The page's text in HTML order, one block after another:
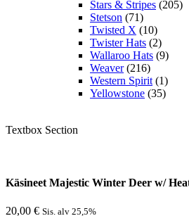
Stars & Stripes (205)
Stetson (71)
Twisted X (10)
Twister Hats (2)
Wallaroo Hats (9)
Weaver (216)
Western Spirit (1)
Yellowstone (35)
Textbox Section
Käsineet Majestic Winter Deer w/
20,00 € Sis. alv 25,5%